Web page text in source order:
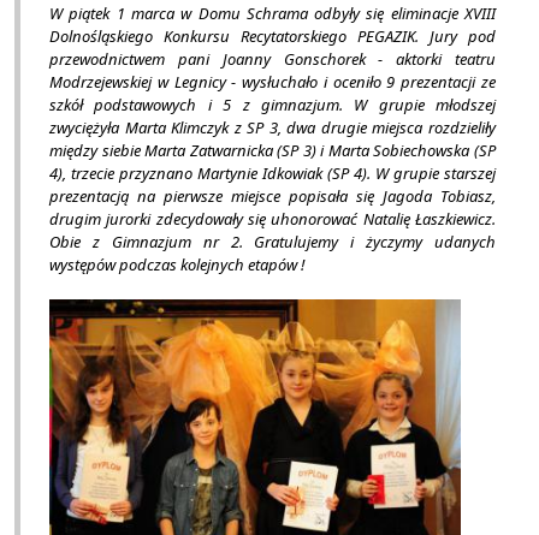
W piątek 1 marca w Domu Schrama odbyły się eliminacje XVIII
Dolnośląskiego Konkursu Recytatorskiego PEGAZIK. Jury pod
przewodnictwem pani Joanny Gonschorek - aktorki teatru
Modrzejewskiej w Legnicy - wysłuchało i oceniło 9 prezentacji ze
szkół podstawowych i 5 z gimnazjum. W grupie młodszej
zwyciężyła Marta Klimczyk z SP 3, dwa drugie miejsca rozdzieliły
między siebie Marta Zatwarnicka (SP 3) i Marta Sobiechowska (SP
4), trzecie przyznano Martynie Idkowiak (SP 4). W grupie starszej
prezentacją na pierwsze miejsce popisała się Jagoda Tobiasz,
drugim jurorki zdecydowały się uhonorować Natalię Łaszkiewicz.
Obie z Gimnazjum nr 2. Gratulujemy i życzymy udanych
występów podczas kolejnych etapów !